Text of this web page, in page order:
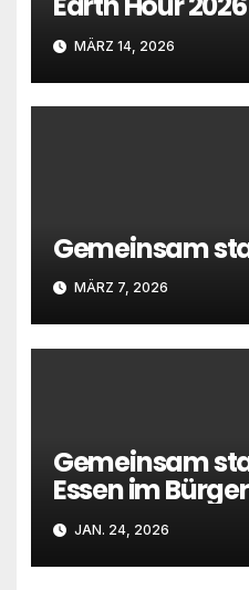
MÄRZ 14, 2026
Gemeinsam
MÄRZ 7, 2026
Gemeinsam
Essen im
JAN. 24, 2026